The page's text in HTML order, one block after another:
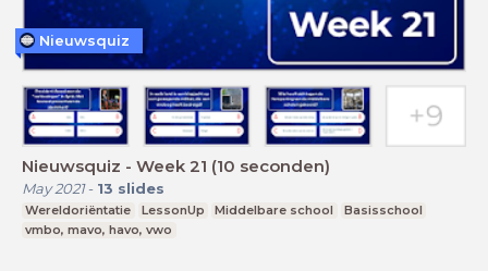
Nieuwsquiz - Week 21 (10 seconden)
May 2021- 13 slides
Wereldoriëntatie LessonUp Middelbare school
Basisschool
vmbo, mavo, havo, vwo
Nieuwsquiz